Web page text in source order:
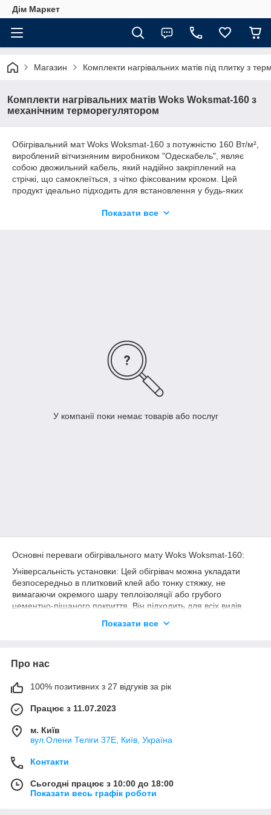
Дім Маркет
Магазин Комплекти нагрівальних матів під плитку з
Комплекти нагрівальних матів Woks Woksmat-160 з
механічним терморегулятором
Обігрівальний мат Woks Woksmat-160 з потужністю 160 Вт/м²,
вироблений вітчизняним виробником "Одескабель", являє
собою двожильний кабель, який надійно закріплений на
стрічкі, що самоклеїться, з чітко фіксованим кроком. Цей
продукт ідеально підходить для встановлення у будь-яких
Липка сітка може бути легко розрізана, не завдаючи шкоди
Показати все
У компанії поки немає товарів або послуг
Основні переваги обігрівального мату Woks Woksmat-160:
Універсальність установки: Цей обігрівач можна укладати
безпосередньо в плитковий клей або тонку стяжку, не
вимагаючи окремого шару теплоізоляції або грубого
цементно-піщаного покриття. Він підходить для всіх видів
плитку, кахель, мармур і може використовуватися на площах,
мату фактично не створює шкідливого електромагнітного
поля завдяки 100% покриття кабелю алюмінієвою фольгою
або екраном.
Надійність та довговічність: Внутрішній шар ізоляції з
пластикату надійно захищають кабель для обігріву від
зовнішніх впливів, забезпечуючи тривалий термін служби.
Підходить для житлових приміщень: Цей обігрівальний мат
ідеально підходить для використання в житлових
приміщеннях, завдяки захисному алюмінієвому екрану він
надійно захищений від електромагнітного випромінювання.
Показати все
Про нас
100% позитивних з 27 відгуків за рік
Працює з 11.07.2023
м. Київ
вул.Олени Теліги 37Е, Київ, Україна
Контакти
Сьогодні працює з 10:00 до 18:00
Показати весь графік роботи